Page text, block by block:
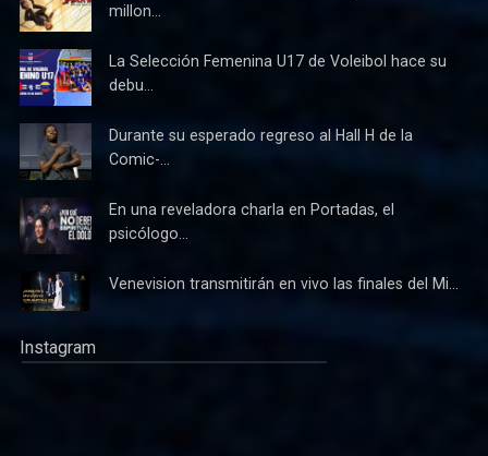
millon...
La Selección Femenina U17 de Voleibol hace su
debu...
Durante su esperado regreso al Hall H de la
Comic-...
En una reveladora charla en Portadas, el
psicólogo...
Venevision transmitirán en vivo las finales del Mi...
Instagram